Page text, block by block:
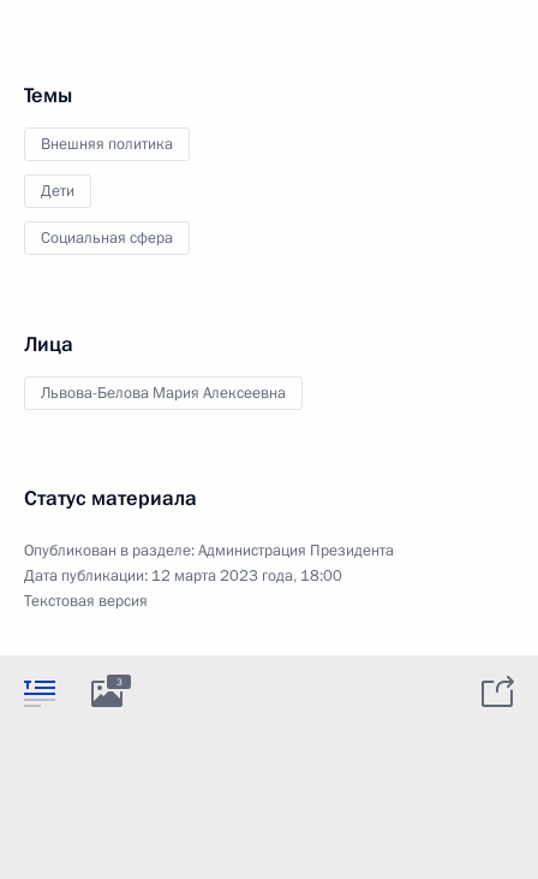
Темы
Внешняя политика
Дети
Социальная сфера
Лица
Львова-Белова Мария Алексеевна
Статус материала
Опубликован в разделе:Администрация Президента
Дата публикации: 12 марта 2023 года, 18:00
Текстовая версия
3